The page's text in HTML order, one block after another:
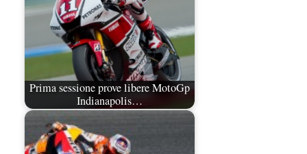
Prima sessione prove libere MotoGp
Indianapolis…